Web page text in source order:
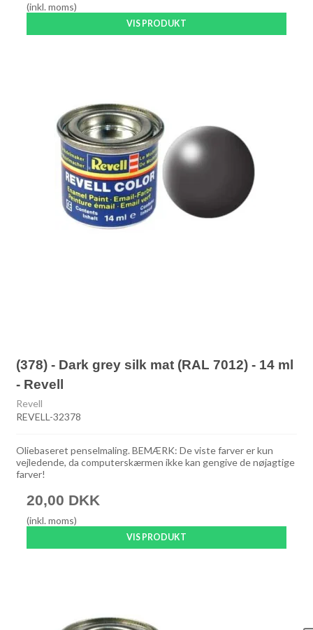
(inkl. moms)
VIS PRODUKT
(378) - Dark grey silk mat (RAL 7012) - 14 ml
- Revell
Revell
REVELL-32378
Oliebaseret penselmaling. BEMÆRK: De viste farver er kun
vejledende, da computerskærmen ikke kan gengive de nøjagtige
farver!
20,00 DKK
(inkl. moms)
VIS PRODUKT